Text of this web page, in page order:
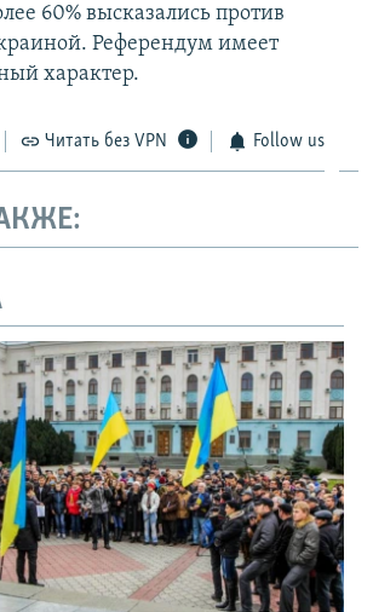
60% высказались против
Референдум имеет
характер.
Читать без VPN Follow us